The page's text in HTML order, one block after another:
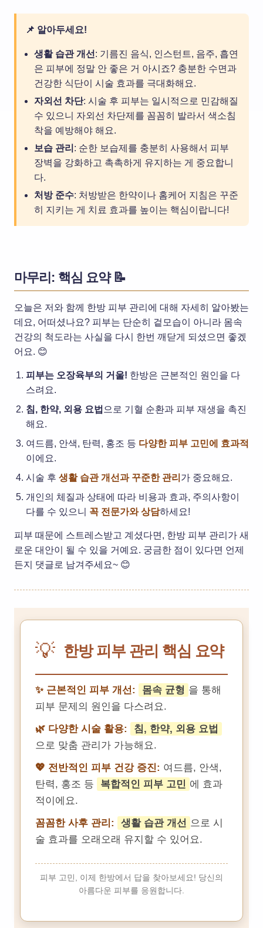
📌 알아두세요!
생활 습관 개선 : 기름진 음식, 인스턴트, 음주, 흡연
은 피부에 정말 안 좋은 거 아시죠? 충분한 수면과
건강한 식단이 시술 효과를 극대화해요.
자외선 차단: 시술 후 피부는 일시적으로 민감해질
수 있으니 자외선 차단제를 꼼꼼히 발라서 색소침
착을 예방해야 해요.
보습 관리 : 순한 보습제를 충분히 사용해서 피부
장벽을 강화하고 촉촉하게 유지하는 게 중요합니
다.
처방 준수: 처방받은 한약이나 홈케어 지침은 꾸준
히 지키는 게 치료 효과를 높이는 핵심이랍니다!
마무리: 핵심 요약 📝
오늘은 저와 함께 한방 피부 관리에 대해 자세히 알아봤는
데요, 어떠셨나요? 피부는 단순히 겉모습이 아니라 몸속
건강의 척도라는 사실을 다시 한번 깨닫게 되셨으면 좋겠
어요. 😊
피부는 오장육부의 거울! 한방은 근본적인 원인을 다
스려요.
침, 한약, 외용 요법 으로 기혈 순환과 피부 재생을 촉진
해요.
여드름, 안색, 탄력, 홍조 등 다양한 피부 고민에 효과적
이에요.
시술 후 생활 습관 개선과 꾸준한 관리 가 중요해요.
개인의 체질과 상태에 따라 비용과 효과, 주의사항이
다를 수 있으니 꼭 전문가와 상담하세요!
피부 때문에 스트레스받고 계셨다면, 한방 피부 관리가 새
로운 대안이 될 수 있을 거예요. 궁금한 점이 있다면 언제
든지 댓글로 남겨주세요~ 😊
💡 한방 피부 관리 핵심 요약
✨ 근본적인 피부 개선: 몸속 균형 을 통해
피부 문제의 원인을 다스려요.
🌿 다양한 시술 활용:
침, 한약, 외용 요법
으로 맞춤 관리가 가능해요.
💖 전반적인 피부 건강 증진: 여드름, 안색,
탄력, 홍조 등
복합적인 피부 고민 에 효과
적이에요.
꼼꼼한 사후 관리:
생활 습관 개선 으로 시
술 효과를 오래오래 유지할 수 있어요.
피부 고민, 이제 한방에서 답을 찾아보세요! 당신의
아름다운 피부를 응원합니다.